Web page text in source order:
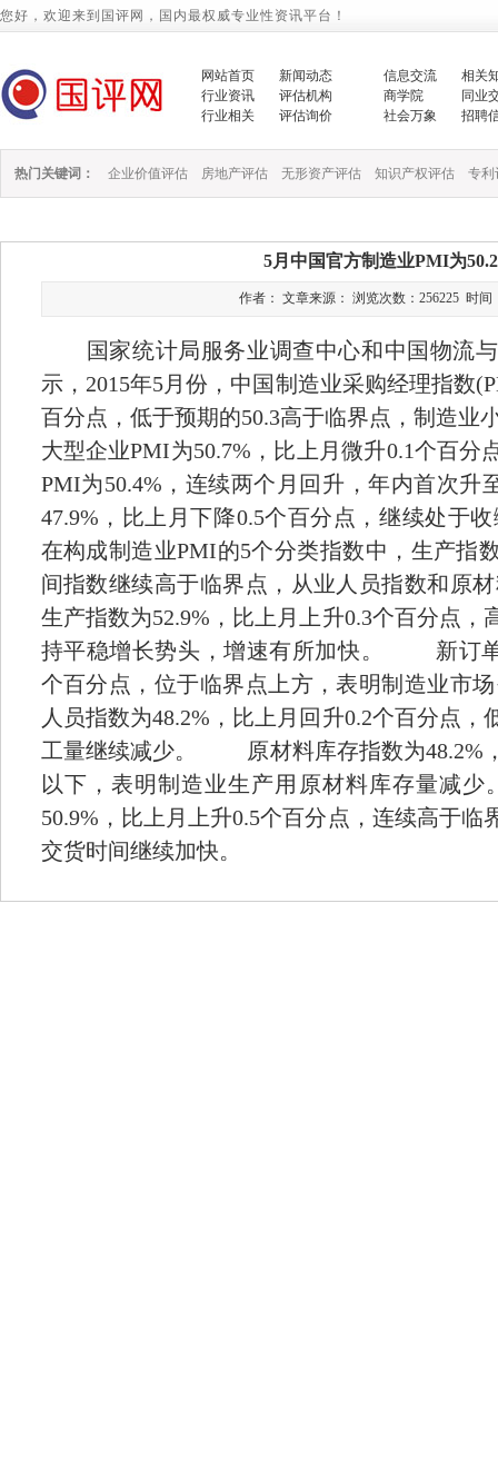
您好，欢迎来到国评网，国内最权威专业性资讯平台！
网站首页
新闻动态
行业资讯
评估机构
行业相关
评估询价
信息交流
相关
商学院
同业
社会万象
招聘
热门关键词： 企业价值评估 房地产评估 无形资产评估 知识产权评估 专利
5月中国官方制造业PMI为
作者： 文章来源： 浏览次数：256225 时间
国家统计局服务业调查中心和中国物流与
示，2015年5月份，中国制造业采购经理指数
百分点，低于预期的50.3高于临界点，制造
大型企业PMI为50.7%，比上月微升0.1个百分
PMI为50.4%，连续两个月回升，年内首次升
47.9%，比上月下降0.5个百分点，继续处
在构成制造业PMI的5个分类指数中，生产指
间指数继续高于临界点，从业人员指数和
生产指数为52.9%，比上月上升0.3个百分点
持平稳增长势头，增速有所加快。 新订单
个百分点，位于临界点上方，表明制造业
人员指数为48.2%，比上月回升0.2个百分点
工量继续减少。 原材料库存指数为48.2%
以下，表明制造业生产用原材料库存量
50.9%，比上月上升0.5个百分点，连续高于
交货时间继续加快。